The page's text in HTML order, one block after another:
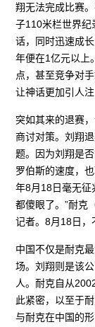
翔无法完成比赛
子110米栏世界纪
话，同时迅速成
年便在1亿元以上
点，甚至竞争对
让神话更加引人注
突如其来的退赛
商讨对策。刘翔
题。因为刘翔是
罗伯斯的速度，
年8月18日毫无征
都傻眼了。”耐克
记者。8月18日，
中国不仅是耐克
场。刘翔则是该
人。耐克自从
此紧密，以至于
与耐克在中国的